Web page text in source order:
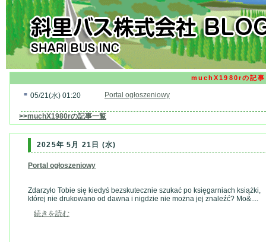
muchX1980rの記事
■ 05/21(水) 01:20 Portal ogłoszeniowy
>>muchX1980rの記事一覧
2025年 5月 21日 (水)
Portal ogłoszeniowy
Zdarzyło Tobie się kiedyś bezskutecznie szukać po księgarniach książki,
której nie drukowano od dawna i nigdzie nie można jej znaleźć? Mo&....
続きを読む